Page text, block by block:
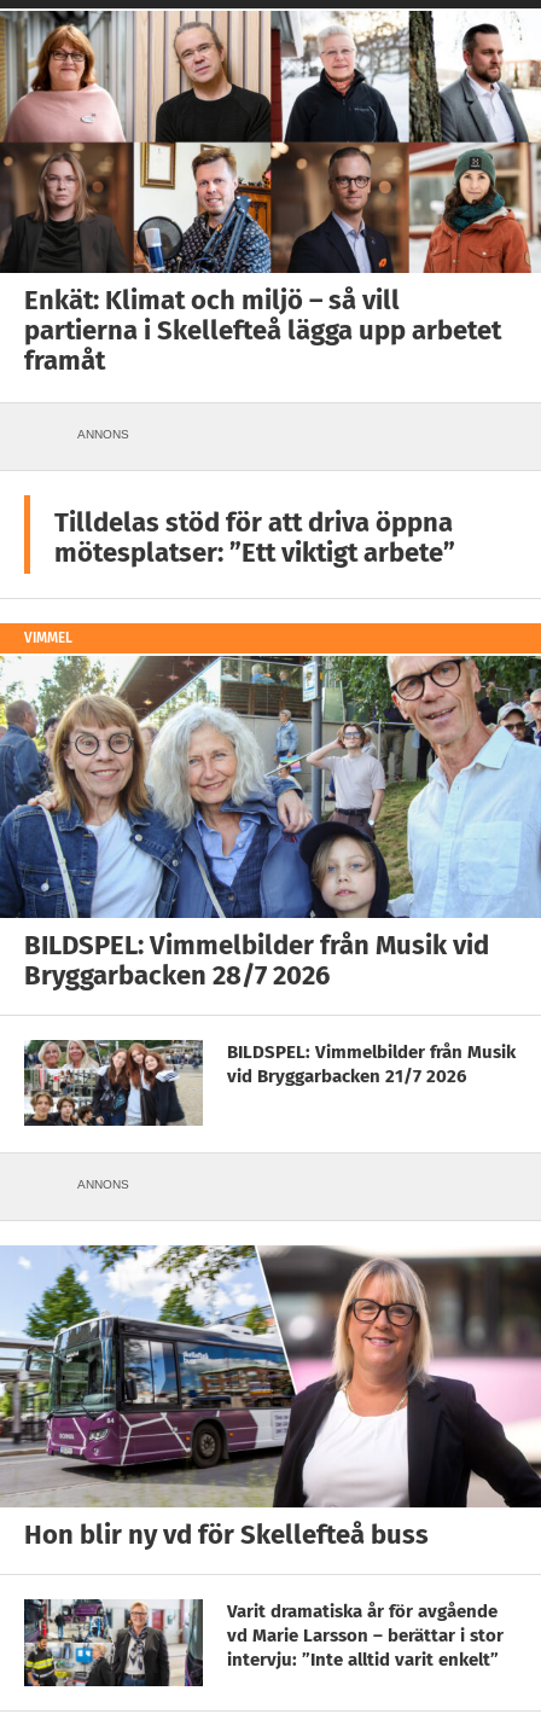
Enkät: Klimat och miljö – så vill
partierna i Skellefteå lägga upp arbetet
framåt
ANNONS
Tilldelas stöd för att driva öppna
mötesplatser: ”Ett viktigt arbete”
VIMMEL
BILDSPEL: Vimmelbilder från Musik vid
Bryggarbacken 28/7 2026
BILDSPEL: Vimmelbilder från Musik
vid Bryggarbacken 21/7 2026
ANNONS
Hon blir ny vd för Skellefteå buss
Varit dramatiska år för avgående
vd Marie Larsson – berättar i stor
intervju: ”Inte alltid varit enkelt”